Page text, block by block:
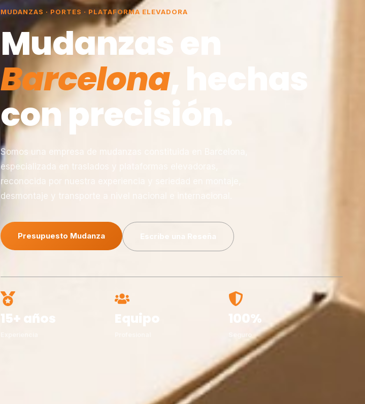
MUDANZAS · PORTES · PLATAFORMA ELEVADORA
Mudanzas en
Barcelona, hechas
con precisión.
Somos una empresa de mudanzas constituida en Barcelona,
especializada en traslados y plataformas elevadoras,
reconocida por nuestra experiencia y seriedad en montaje,
desmontaje y transporte a nivel nacional e internacional.
Presupuesto Mudanza Escribe una Reseña
15+ años Equipo 100%
Seguro